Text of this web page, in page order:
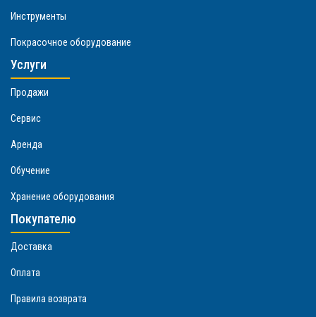
Инструменты
Покрасочное оборудование
Услуги
Продажи
Сервис
Аренда
Обучение
Хранение оборудования
Покупателю
Доставка
Оплата
Правила возврата